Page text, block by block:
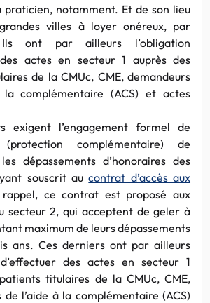
praticien, notamment. Et de son lieu
villes à loyer onéreux, par
Ils ont par ailleurs l’obligation
actes en secteur 1 auprès des
de la CMUc, CME, demandeurs
complémentaire (ACS) et actes
exigent l’engagement formel de
(protection complémentaire) de
dépassements d’honoraires des
souscrit aucontrat d’accès aux
ce contrat est proposé aux
secteur 2, qui acceptent de geler à
maximum de leurs dépassements
ans. Ces derniers ont par ailleurs
d’effectuer des actes en secteur 1
titulaires de la CMUc, CME,
de l’aide à la complémentaire (ACS)